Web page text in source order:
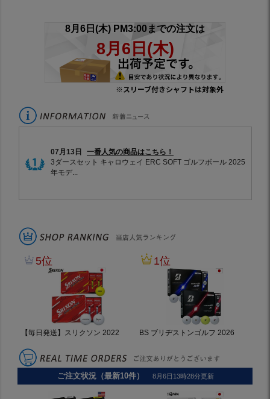
※スリーブ付きシャフトは対象外